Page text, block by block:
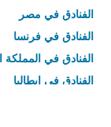
الفنادق في مصر
الفنادق في فرنسا
الفنادق في المملكة
الفنادق في إيطاليا